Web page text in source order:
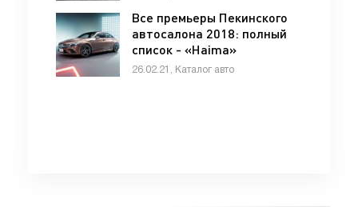
Все премьеры Пекинского
автосалона 2018: полный
список - «Haima»
26.02.21, Каталог авто